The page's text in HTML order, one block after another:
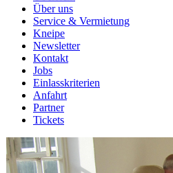
Über uns
Service & Vermietung
Kneipe
Newsletter
Kontakt
Jobs
Einlasskriterien
Anfahrt
Partner
Tickets